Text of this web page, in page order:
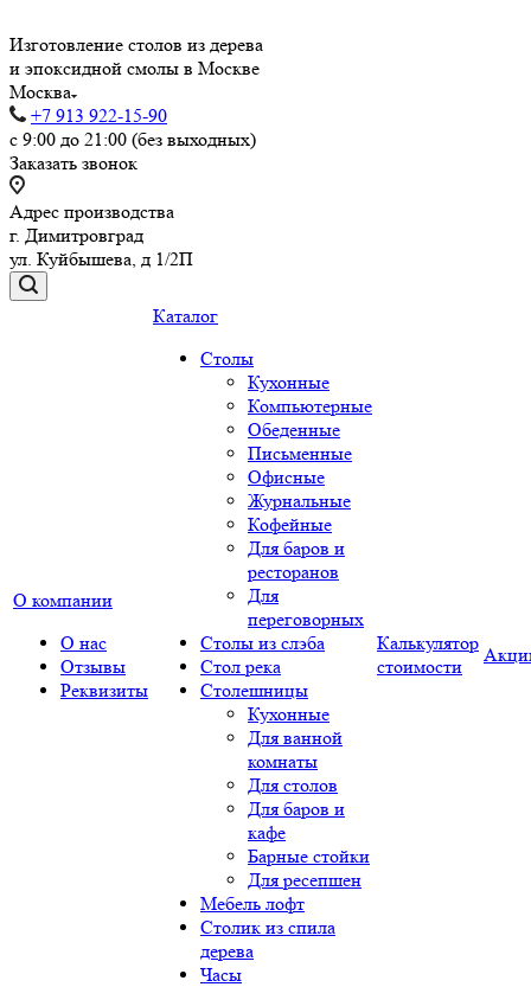
Изготовление столов из дерева
и эпоксидной смолы в Москве
Москва
+7 913 922-15-90
с 9:00 до 21:00 (без выходных)
Заказать звонок
Адрес производства
г. Димитровград
ул. Куйбышева, д 1/2П
О компании
О нас
Отзывы
Реквизиты
Каталог
Столы
Кухонные
Компьютерные
Обеденные
Письменные
Офисные
Журнальные
Кофейные
Для баров и
ресторанов
Для
переговорных
Столы из слэба
Стол река
Столешницы
Кухонные
Для ванной
комнаты
Для столов
Для баров и
кафе
Барные стойки
Для ресепшен
Мебель лофт
Столик из спила
дерева
Часы
Калькулятор
стоимости